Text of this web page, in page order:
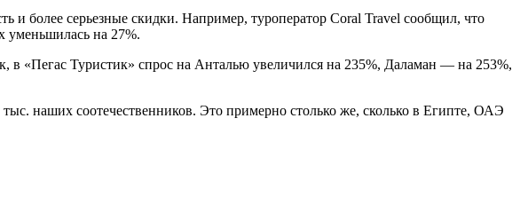
и более серьезные скидки. Например, туроператор Coral Travel сообщил, что
уменьшилась на 27%.
в «Пегас Туристик» спрос на Анталью увеличился на 235%, Даламан — на 253%,
наших соотечественников. Это примерно столько же, сколько в Египте, ОАЭ